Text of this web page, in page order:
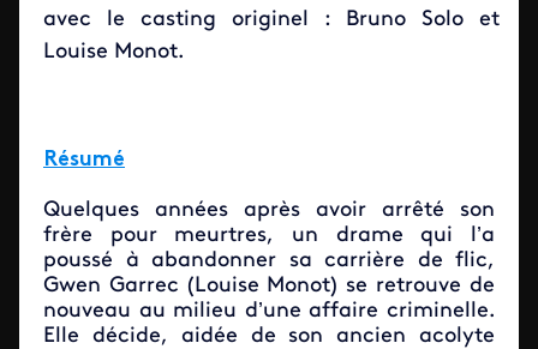
avec le casting originel : Bruno Solo et
Louise Monot.
Résumé
Quelques années après avoir arrêté son
frère pour meurtres, un drame qui l’a
poussé à abandonner sa carrière de flic,
Gwen Garrec (Louise Monot) se retrouve de
nouveau au milieu d’une affaire criminelle.
Elle décide, aidée de son ancien acolyte